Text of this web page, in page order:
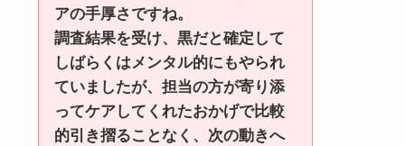
アの手厚さですね。
調査結果を受け、黒だと確定して
しばらくはメンタル的にもやられ
ていましたが、担当の方が寄り添
ってケアしてくれたおかげで比較
的引き摺ることなく、次の動きへ